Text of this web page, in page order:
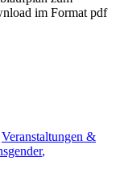
im Format pdf
Veranstaltungen &
,